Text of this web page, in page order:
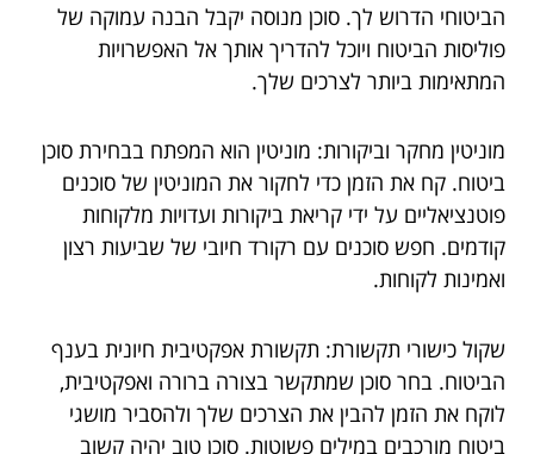
הביטוחי הדרוש לך. סוכן מנוסה יקבל הבנה עמוקה של
פוליסות הביטוח ויוכל להדריך אותך אל האפשרויות
המתאימות ביותר לצרכים שלך.
מוניטין מחקר וביקורות: מוניטין הוא המפתח בבחירת סוכן
ביטוח. קח את הזמן כדי לחקור את המוניטין של סוכנים
פוטנציאליים על ידי קריאת ביקורות ועדויות מלקוחות
קודמים. חפש סוכנים עם רקורד חיובי של שביעות רצון
ואמינות לקוחות.
שקול כישורי תקשורת: תקשורת אפקטיבית חיונית בענף
הביטוח. בחר סוכן שמתקשר בצורה ברורה ואפקטיבית,
לוקח את הזמן להבין את הצרכים שלך ולהסביר מושגי
ביטוח מורכבים במילים פשוטות. סוכן טוב יהיה קשוב